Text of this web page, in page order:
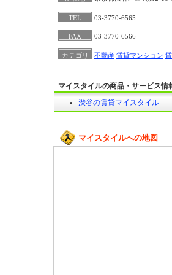
TEL 03-3770-6565
FAX 03-3770-6566
カテゴリ 不動産 賃貸マンション
マイスタイルの商品・サービス情
渋谷の賃貸マイスタイル
マイスタイルへの地図